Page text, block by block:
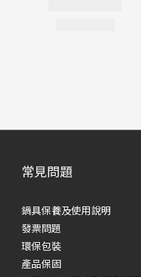
常見問題
鍋具保養及使用說明
發票問題
環保包裝
產品保固